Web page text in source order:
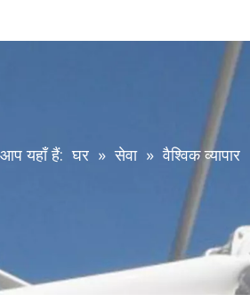
आप यहाँ हैं: घर » सेवा » वैश्विक व्यापार